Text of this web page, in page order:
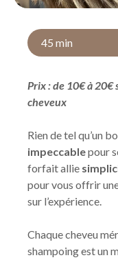
45 min
Prix : de 10€ à 20€
cheveux
Rien de tel qu’un
impeccablepour
forfait allie
pour vous offrir
sur l’expérience.
Chaque cheveu
shampoing est un